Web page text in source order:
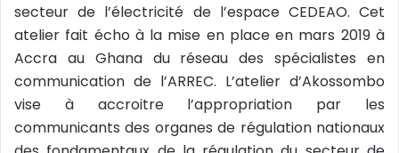
secteur de l’électricité de l’espace CEDEAO. Cet
atelier fait écho à la mise en place en mars 2019 à
Accra au Ghana du réseau des spécialistes en
communication de l’ARREC. L’atelier d’Akossombo
vise à accroitre l’appropriation par les
communicants des organes de régulation nationaux